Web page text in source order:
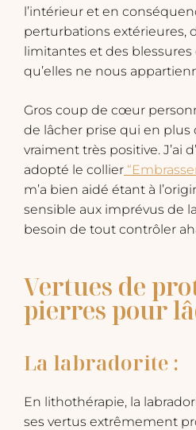
l’intérieur et en
perturbations extérieures,
limitantes et des blessures
qu’elles ne nous
Gros coup de cœur
de lâcher prise qui en plus
vraiment très positive. J’ai
adopté le collier
m’a bien aidé étant à
sensible aux imprévus de
besoin de tout contrôler
Vertues de
pierres pour
La labradorite :
En lithothérapie, la
ses vertus extrêmement